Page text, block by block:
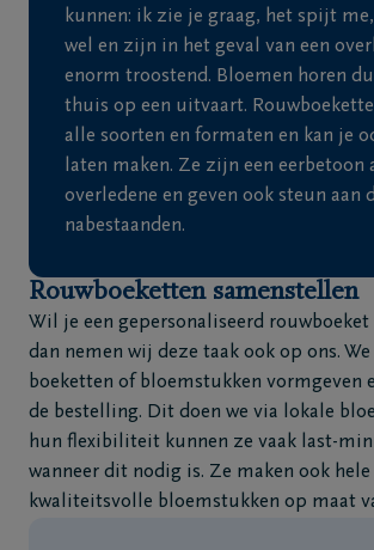
kunnen: ik zie je graag, het spijt
wel en zijn in het geval van een
enorm troostend. Bloemen horen
thuis op een uitvaart.
alle soorten en formaten en kan je
laten maken. Ze zijn een eerbetoon
overledene en geven ook steun aan
nabestaanden.
Rouwboeketten samenstellen
Wil je een gepersonaliseerd
dan nemen wij deze taak ook op ons.
boeketten of bloemstukken vormgeven
de bestelling. Dit doen we via lokale
hun flexibiliteit kunnen ze vaak last-
wanneer dit nodig is. Ze maken ook
kwaliteitsvolle bloemstukken op maat